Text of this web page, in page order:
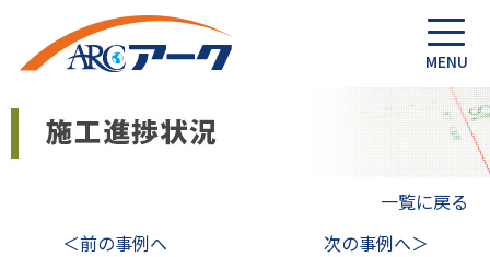
一覧に戻る
＜前の事例へ
次の事例へ＞